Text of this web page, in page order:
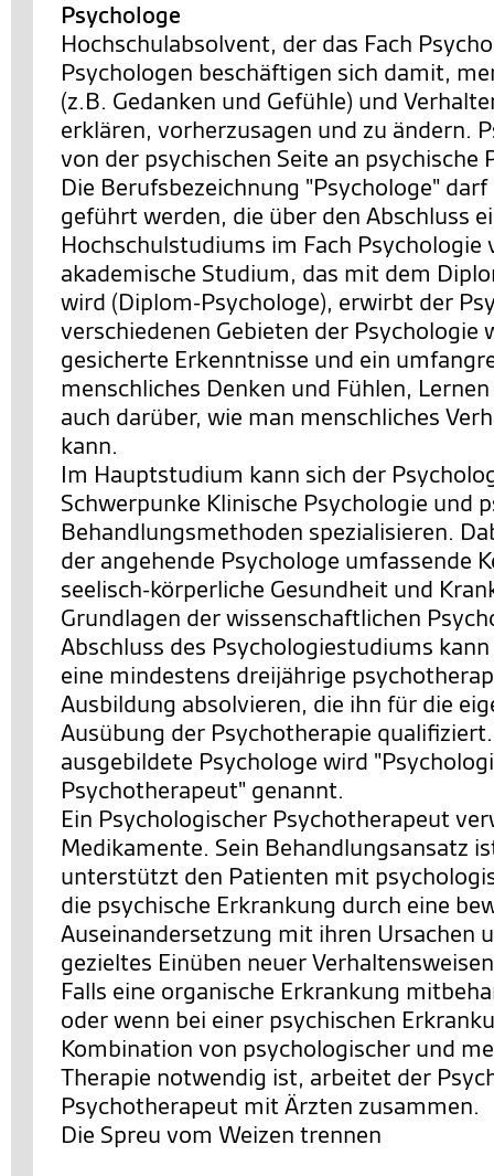
Psychologe
Hochschulabsolvent, der das Fach
Psychologen beschäftigen sich damit,
(z.B. Gedanken und Gefühle) und
erklären, vorherzusagen und zu ändern.
von der psychischen Seite an psychische
Die Berufsbezeichnung "Psychologe"
geführt werden, die über den Abschluss
Hochschulstudiums im Fach Psychologie
akademische Studium, das mit dem
wird (Diplom-Psychologe), erwirbt der
verschiedenen Gebieten der Psychologie
gesicherte Erkenntnisse und ein
menschliches Denken und Fühlen,
auch darüber, wie man menschliches
kann.
Im Hauptstudium kann sich der
Schwerpunke Klinische Psychologie und
Behandlungsmethoden spezialisieren.
der angehende Psychologe umfassende
seelisch-körperliche Gesundheit und
Grundlagen der wissenschaftlichen
Abschluss des Psychologiestudiums
eine mindestens dreijährige
Ausbildung absolvieren, die ihn für die
Ausübung der Psychotherapie
ausgebildete Psychologe wird
Psychotherapeut" genannt.
Ein Psychologischer Psychotherapeut
Medikamente. Sein Behandlungsansatz
unterstützt den Patienten mit
die psychische Erkrankung durch eine
Auseinandersetzung mit ihren Ursachen
gezieltes Einüben neuer
Falls eine organische Erkrankung
oder wenn bei einer psychischen
Kombination von psychologischer und
Therapie notwendig ist, arbeitet der
Psychotherapeut mit Ärzten zusammen.
Die Spreu vom Weizen trennen